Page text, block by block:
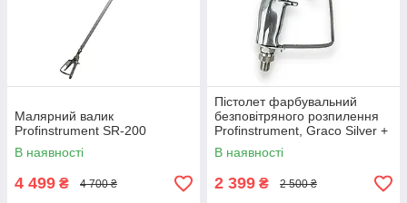
Малярний валик
Profinstrument SR-200
В наявності
4 499 ₴ 4 700 ₴
Пістолет фарбувальний
безповітряного розпилення
Profinstrument, Graco Silver +
В наявності
2 399 ₴ 2 500 ₴